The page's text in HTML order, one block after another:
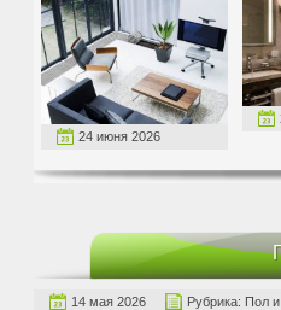
24 июня 2026
14 мая 2026 Рубрика: Пол и